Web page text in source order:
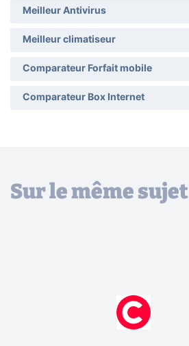
Meilleur Antivirus
Meilleur climatiseur
Comparateur Forfait mobile
Comparateur Box Internet
Sur le même sujet